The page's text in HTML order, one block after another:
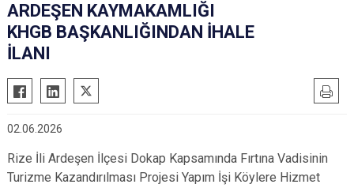
Ardeşen
Çayeli
Güneysu
Hemşin
ARDEŞEN KAYMAKAMLIĞI
KHGB BAŞKANLIĞINDAN İHALE
İLANI
02.06.2026
Rize İli Ardeşen İlçesi Dokap Kapsamında Fırtına Vadisinin
Turizme Kazandırılması Projesi Yapım İşi Köylere Hizmet